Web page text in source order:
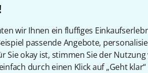
wir Ihnen ein fluffiges
passende Angebote,
Sie okay ist, stimmen Sie der
durch einen Klick auf „Geht klar“
Hilfe & Feedback